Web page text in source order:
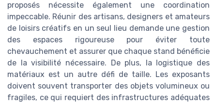
proposés nécessite également une coordination
impeccable. Réunir des artisans, designers et amateurs
de loisirs créatifs en un seul lieu demande une gestion
des espaces rigoureuse pour éviter toute
chevauchement et assurer que chaque stand bénéficie
de la visibilité nécessaire. De plus, la logistique des
matériaux est un autre défi de taille. Les exposants
doivent souvent transporter des objets volumineux ou
fragiles, ce qui requiert des infrastructures adéquates